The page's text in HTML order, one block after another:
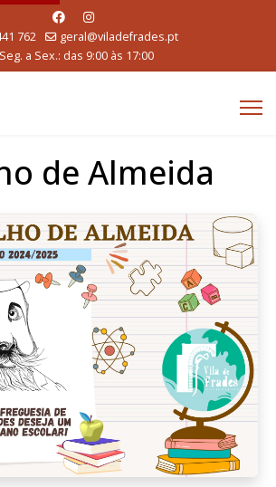
762
geral@viladefrades.pt
a Sex.: das 9:00 às 17:00
de Almeida